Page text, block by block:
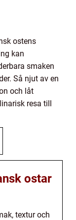
ostens
kan
smaken
Så njut av en
och låt
resa till
ostar
textur och